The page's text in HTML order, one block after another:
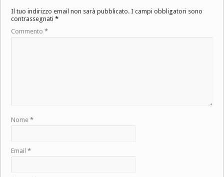
Il tuo indirizzo email non sarà pubblicato. I campi obbligatori sono
contrassegnati*
Commento*
Nome*
Email*